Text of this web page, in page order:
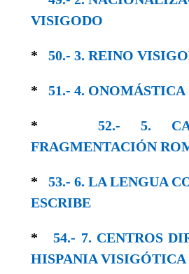
VISI­GODO
* 50.- 3. REINO
* 51.- 4.
*52.- 5.
FRAGMENTACIÓN
* 53.- 6. LA LENGUA
ESCRIBE
*54.- 7. CENTROS
HISPANIA VISIGÓTICA